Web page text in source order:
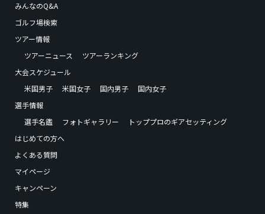
みんなのQ&A
ゴルフ場検索
ツアー情報
ツアーニュース
ツアーランキング
大会スケジュール
米国男子
米国女子 国内男子
国内女子
選手情報
選手名鑑
フォトギャラリー
トッププロのギアセッティング
はじめての方へ
よくある質問
マイページ
キャンペーン
特集